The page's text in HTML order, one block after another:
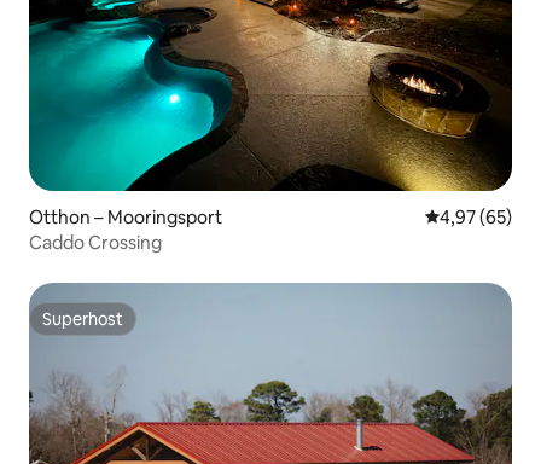
Otthon – Mooringsport Átlagos
4,97 (65)
Caddo Crossing
Superhost
Superhost